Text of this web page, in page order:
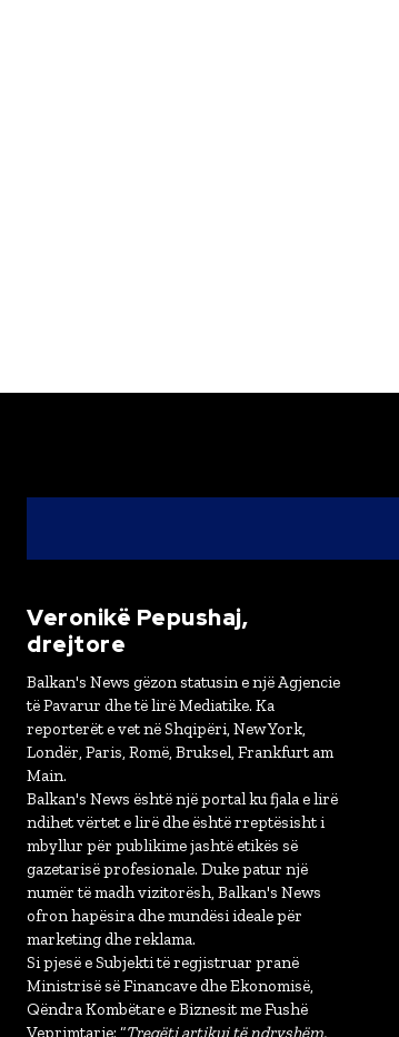
Veronikë Pepushaj,
drejtore
Balkan's News gëzon statusin e një Agjencie
të Pavarur dhe të lirë Mediatike. Ka
reporterët e vet në Shqipëri, New York,
Londër, Paris, Romë, Bruksel, Frankfurt am
Main.
Balkan's News është një portal ku fjala e lirë
ndihet vërtet e lirë dhe është rreptësisht i
mbyllur për publikime jashtë etikës së
gazetarisë profesionale. Duke patur një
numër të madh vizitorësh, Balkan's News
ofron hapësira dhe mundësi ideale për
marketing dhe reklama.
Si pjesë e Subjekti të regjistruar pranë
Ministrisë së Financave dhe Ekonomisë,
Qëndra Kombëtare e Biznesit me Fushë
Veprimtarie: “Tregëti artikuj të ndryshëm,